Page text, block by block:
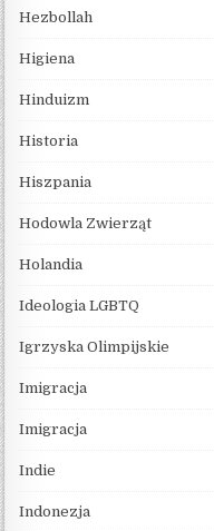
Hezbollah
Higiena
Hinduizm
Historia
Hiszpania
Hodowla Zwierząt
Holandia
Ideologia LGBTQ
Igrzyska Olimpijskie
Imigracja
Imigracja
Indie
Indonezja